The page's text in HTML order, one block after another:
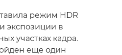
режим HDR
экспозиции в
участках кадра.
еще один